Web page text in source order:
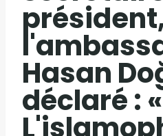
Hasan
déclaré : «